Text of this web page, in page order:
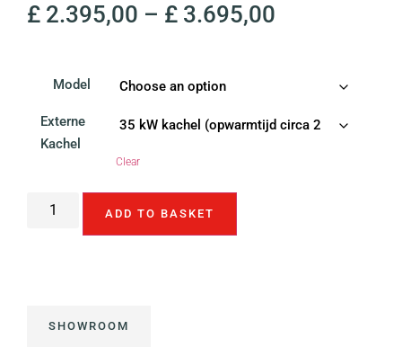
£ 2.395,00 – £ 3.695,00
Model
Externe
Kachel
Clear
ADD TO BASKET
SHOWROOM